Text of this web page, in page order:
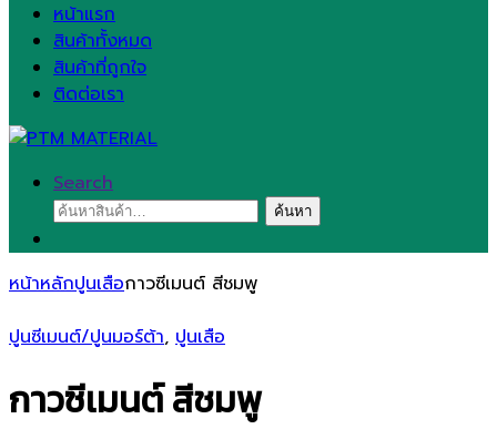
หน้าแรก
สินค้าทั้งหมด
สินค้าที่ถูกใจ
ติดต่อเรา
Search
ค้นหา:
ค้นหา
หน้าหลักปูนเสือกาวซีเมนต์ สีชมพู
ปูนซีเมนต์/ปูนมอร์ต้า, ปูนเสือ
กาวซีเมนต์ สีชมพู